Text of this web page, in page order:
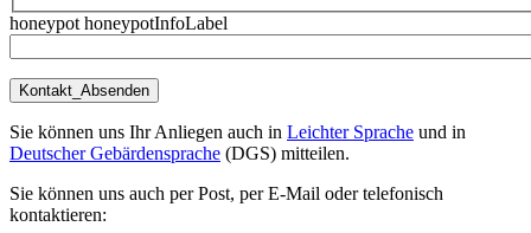
honeypot honeypotInfoLabel
Sie können uns Ihr Anliegen auch in Leichter Sprache und in
Deutscher Gebärdensprache (DGS) mitteilen.
Sie können uns auch per Post, per E-Mail oder telefonisch
kontaktieren: